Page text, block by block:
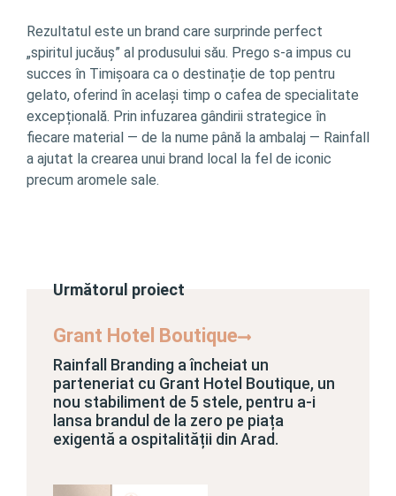
Rezultatul este un brand care surprinde perfect
„spiritul jucăuș” al produsului său. Prego s-a impus cu
succes în Timișoara ca o destinație de top pentru
gelato, oferind în același timp o cafea de specialitate
excepțională. Prin infuzarea gândirii strategice în
fiecare material — de la nume până la ambalaj — Rainfall
a ajutat la crearea unui brand local la fel de iconic
precum aromele sale.
Următorul proiect
Grant Hotel Boutique
Rainfall Branding a încheiat un
parteneriat cu Grant Hotel Boutique, un
nou stabiliment de 5 stele, pentru a-i
lansa brandul de la zero pe piața
exigentă a ospitalității din Arad.